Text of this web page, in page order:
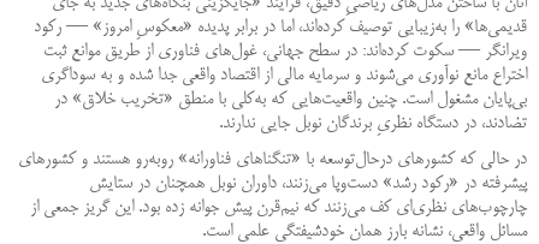
قدیمی‌ها» را به‌زیبایی توصیف کرده‌اند، اما در برابر پدیده‌ «معکوسِ امروز» — رکود
ویرانگر — سکوت کرده‌اند: در سطح جهانی، غول‌های فناوری از طریق موانع ثبت
اختراع مانع نوآوری می‌شوند و سرمایه‌ مالی از اقتصاد واقعی جدا شده و به سوداگری
بی‌پایان مشغول است. چنین واقعیت‌هایی که به‌کلی با منطق «تخریب خلاق» در
تضادند، در دستگاه نظریِ برندگان نوبل جایی ندارند.
در حالی که کشورهای درحال‌توسعه با «تنگناهای فناورانه» روبه‌رو هستند و کشورهای
پیشرفته در «رکود رشد» دست‌وپا می‌زنند، داوران نوبل همچنان در ستایش
چارچوب‌های نظری‌ای کف می‌زنند که نیم‌قرن پیش جوانه زده بود. این گریز جمعی از
مسائل واقعی، نشانه‌ بارز همان خودشیفتگی علمی است.